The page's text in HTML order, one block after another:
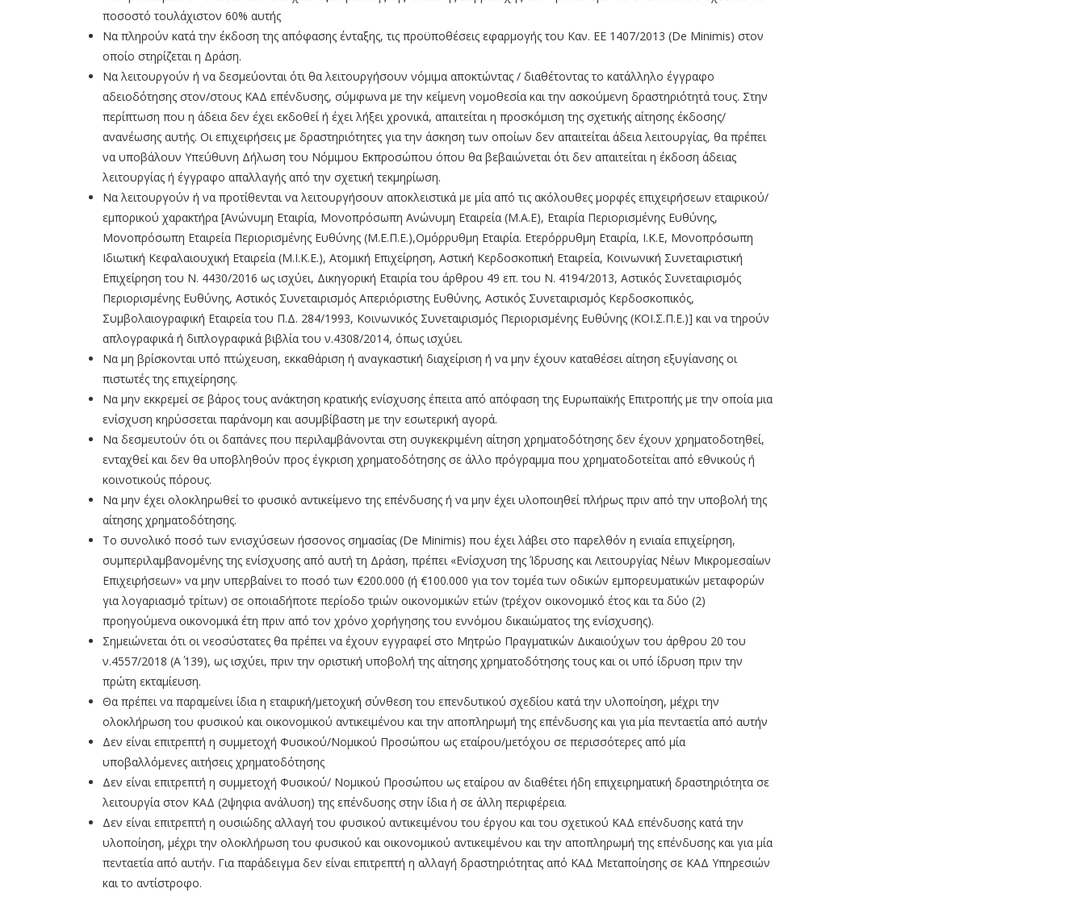
ποσοστό τουλάχιστον 60% αυτής
Να πληρούν κατά την έκδοση της απόφασης ένταξης, τις προϋποθέσεις εφαρμογής του Καν. ΕΕ 1407/2013 (De Minimis) στον
οποίο στηρίζεται η Δράση.
Να λειτουργούν ή να δεσμεύονται ότι θα λειτουργήσουν νόμιμα αποκτώντας / διαθέτοντας το κατάλληλο έγγραφο
αδειοδότησης στον/στους ΚΑΔ επένδυσης, σύμφωνα με την κείμενη νομοθεσία και την ασκούμενη δραστηριότητά τους. Στην
περίπτωση που η άδεια δεν έχει εκδοθεί ή έχει λήξει χρονικά, απαιτείται η προσκόμιση της σχετικής αίτησης έκδοσης/
ανανέωσης αυτής. Οι επιχειρήσεις με δραστηριότητες για την άσκηση των οποίων δεν απαιτείται άδεια λειτουργίας, θα πρέπει
να υποβάλουν Υπεύθυνη Δήλωση του Νόμιμου Εκπροσώπου όπου θα βεβαιώνεται ότι δεν απαιτείται η έκδοση άδειας
λειτουργίας ή έγγραφο απαλλαγής από την σχετική τεκμηρίωση.
Να λειτουργούν ή να προτίθενται να λειτουργήσουν αποκλειστικά με μία από τις ακόλουθες μορφές επιχειρήσεων εταιρικού/
εμπορικού χαρακτήρα [Ανώνυμη Εταιρία, Μονοπρόσωπη Ανώνυμη Εταιρεία (Μ.Α.Ε), Εταιρία Περιορισμένης Ευθύνης,
Μονοπρόσωπη Εταιρεία Περιορισμένης Ευθύνης (Μ.Ε.Π.Ε.),Ομόρρυθμη Εταιρία. Ετερόρρυθμη Εταιρία, Ι.Κ.Ε, Μονοπρόσωπη
Ιδιωτική Κεφαλαιουχική Εταιρεία (Μ.Ι.Κ.Ε.), Ατομική Επιχείρηση, Αστική Κερδοσκοπική Εταιρεία, Κοινωνική Συνεταιριστική
Επιχείρηση του Ν. 4430/2016 ως ισχύει, Δικηγορική Εταιρία του άρθρου 49 επ. του Ν. 4194/2013, Αστικός Συνεταιρισμός
Περιορισμένης Ευθύνης, Αστικός Συνεταιρισμός Απεριόριστης Ευθύνης, Αστικός Συνεταιρισμός Κερδοσκοπικός,
Συμβολαιογραφική Εταιρεία του Π.Δ. 284/1993, Κοινωνικός Συνεταιρισμός Περιορισμένης Ευθύνης (ΚΟΙ.Σ.Π.Ε.)] και να τηρούν
απλογραφικά ή διπλογραφικά βιβλία του ν.4308/2014, όπως ισχύει.
Να μη βρίσκονται υπό πτώχευση, εκκαθάριση ή αναγκαστική διαχείριση ή να μην έχουν καταθέσει αίτηση εξυγίανσης οι
πιστωτές της επιχείρησης.
Να μην εκκρεμεί σε βάρος τους ανάκτηση κρατικής ενίσχυσης έπειτα από απόφαση της Ευρωπαϊκής Επιτροπής με την οποία μια
ενίσχυση κηρύσσεται παράνομη και ασυμβίβαστη με την εσωτερική αγορά.
Να δεσμευτούν ότι οι δαπάνες που περιλαμβάνονται στη συγκεκριμένη αίτηση χρηματοδότησης δεν έχουν χρηματοδοτηθεί,
ενταχθεί και δεν θα υποβληθούν προς έγκριση χρηματοδότησης σε άλλο πρόγραμμα που χρηματοδοτείται από εθνικούς ή
κοινοτικούς πόρους.
Να μην έχει ολοκληρωθεί το φυσικό αντικείμενο της επένδυσης ή να μην έχει υλοποιηθεί πλήρως πριν από την υποβολή της
αίτησης χρηματοδότησης.
Το συνολικό ποσό των ενισχύσεων ήσσονος σημασίας (De Minimis) που έχει λάβει στο παρελθόν η ενιαία επιχείρηση,
συμπεριλαμβανομένης της ενίσχυσης από αυτή τη Δράση, πρέπει «Ενίσχυση της Ίδρυσης και Λειτουργίας Νέων Μικρομεσαίων
Επιχειρήσεων» να μην υπερβαίνει το ποσό των €200.000 (ή €100.000 για τον τομέα των οδικών εμπορευματικών μεταφορών
για λογαριασμό τρίτων) σε οποιαδήποτε περίοδο τριών οικονομικών ετών (τρέχον οικονομικό έτος και τα δύο (2)
προηγούμενα οικονομικά έτη πριν από τον χρόνο χορήγησης του εννόμου δικαιώματος της ενίσχυσης).
Σημειώνεται ότι οι νεοσύστατες θα πρέπει να έχουν εγγραφεί στο Μητρώο Πραγματικών Δικαιούχων του άρθρου 20 του
ν.4557/2018 (Α΄ 139), ως ισχύει, πριν την οριστική υποβολή της αίτησης χρηματοδότησης τους και οι υπό ίδρυση πριν την
πρώτη εκταμίευση.
Θα πρέπει να παραμείνει ίδια η εταιρική/μετοχική σύνθεση του επενδυτικού σχεδίου κατά την υλοποίηση, μέχρι την
ολοκλήρωση του φυσικού και οικονομικού αντικειμένου και την αποπληρωμή της επένδυσης και για μία πενταετία από αυτήν
Δεν είναι επιτρεπτή η συμμετοχή Φυσικού/Νομικού Προσώπου ως εταίρου/μετόχου σε περισσότερες από μία
υποβαλλόμενες αιτήσεις χρηματοδότησης
Δεν είναι επιτρεπτή η συμμετοχή Φυσικού/ Νομικού Προσώπου ως εταίρου αν διαθέτει ήδη επιχειρηματική δραστηριότητα σε
λειτουργία στον ΚΑΔ (2ψηφια ανάλυση) της επένδυσης στην ίδια ή σε άλλη περιφέρεια.
Δεν είναι επιτρεπτή η ουσιώδης αλλαγή του φυσικού αντικειμένου του έργου και του σχετικού ΚΑΔ επένδυσης κατά την
υλοποίηση, μέχρι την ολοκλήρωση του φυσικού και οικονομικού αντικειμένου και την αποπληρωμή της επένδυσης και για μία
πενταετία από αυτήν. Για παράδειγμα δεν είναι επιτρεπτή η αλλαγή δραστηριότητας από ΚΑΔ Μεταποίησης σε ΚΑΔ Υπηρεσιών
και το αντίστροφο.